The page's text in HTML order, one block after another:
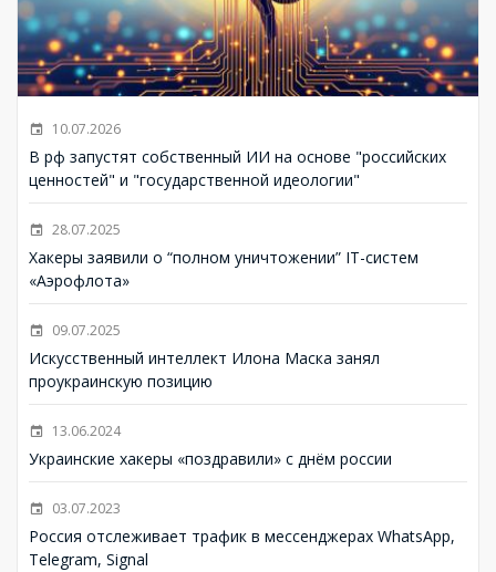
10.07.2026
В рф запустят собственный ИИ на основе "российских
ценностей" и "государственной идеологии"
28.07.2025
Хакеры заявили о “полном уничтожении” IT-систем
«Аэрофлота»
09.07.2025
Искусственный интеллект Илона Маска занял
проукраинскую позицию
13.06.2024
Украинские хакеры «поздравили» с днём россии
03.07.2023
Россия отслеживает трафик в мессенджерах WhatsApp,
Telegram, Signal